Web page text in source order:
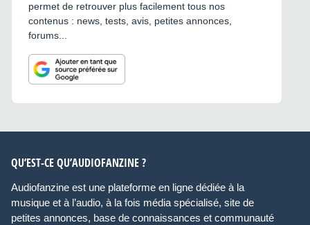
permet de retrouver plus facilement tous nos
contenus : news, tests, avis, petites annonces,
forums...
QU’EST-CE QU’AUDIOFANZINE ?
Audiofanzine est une plateforme en ligne dédiée à la
musique et à l’audio, à la fois média spécialisé, site de
petites annonces, base de connaissances et communauté